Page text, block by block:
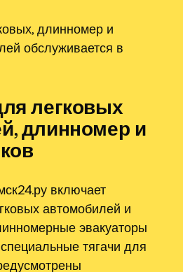
длинномер и
обслуживается в
легковых
длинномер и
включает
автомобилей и
эвакуаторы
тягачи для